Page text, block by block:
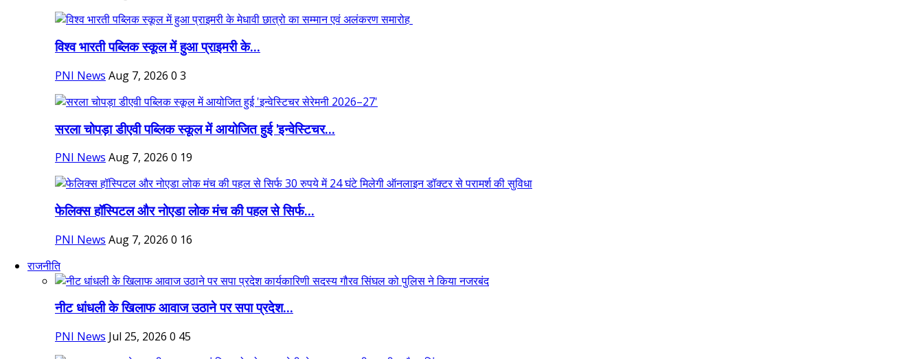
विश्व भारती पब्लिक स्कूल में हुआ प्राइमरी के...
PNI News Aug 7, 2026 0 3
सरला चोपड़ा डीएवी पब्लिक स्कूल में आयोजित हुई 'इन्वेस्टिचर...
PNI News Aug 7, 2026 0 19
फेलिक्स हॉस्पिटल और नोएडा लोक मंच की पहल से सिर्फ...
PNI News Aug 7, 2026 0 16
राजनीति
नीट धांधली के खिलाफ आवाज उठाने पर सपा प्रदेश...
PNI News Jul 25, 2026 0 45